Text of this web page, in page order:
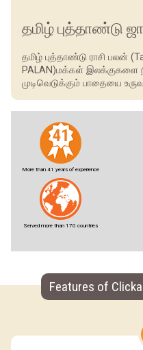
தமிழ் புத்தாண்டு
தமிழ் புத்தாண்டு ராசி பலன்
PALAN)மக்கள் இலக்குகளை
முடிவெடுக்கும் பாதையை
More than 41 years of experience
Served more than 170 countries
Features of